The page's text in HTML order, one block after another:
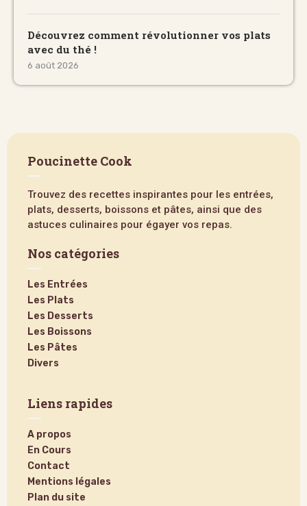
Découvrez comment révolutionner vos plats
avec du thé !
6 août 2026
Poucinette Cook
Trouvez des recettes inspirantes pour les entrées,
plats, desserts, boissons et pâtes, ainsi que des
astuces culinaires pour égayer vos repas.
Nos catégories
Les Entrées
Les Plats
Les Desserts
Les Boissons
Les Pâtes
Divers
Liens rapides
A propos
En Cours
Contact
Mentions légales
Plan du site